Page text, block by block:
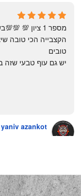
Artechology
a year ago
yaniv azankot
טובים
יש גם עוף טבעי שזה